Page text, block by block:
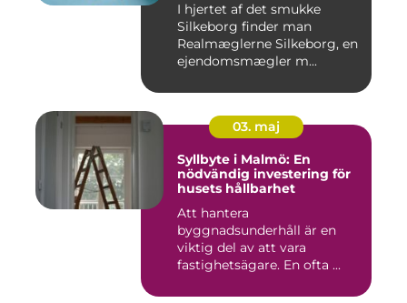
I hjertet af det smukke
Silkeborg finder man
Realmæglerne Silkeborg, en
ejendomsmægler m...
03. maj
Syllbyte i Malmö: En
nödvändig investering för
husets hållbarhet
Att hantera
byggnadsunderhåll är en
viktig del av att vara
fastighetsägare. En ofta ...